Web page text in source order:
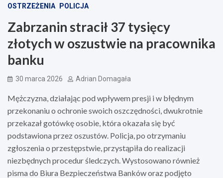
OSTRZEŻENIA POLICJA
Zabrzanin stracił 37 tysięcy
złotych w oszustwie na pracownika
banku
30 marca 2026 Adrian Domagała
Mężczyzna, działając pod wpływem presji i w błędnym
przekonaniu o ochronie swoich oszczędności, dwukrotnie
przekazał gotówkę osobie, która okazała się być
podstawiona przez oszustów. Policja, po otrzymaniu
zgłoszenia o przestępstwie, przystąpiła do realizacji
niezbędnych procedur śledczych. Wystosowano również
pisma do Biura Bezpieczeństwa Banków oraz podjęto